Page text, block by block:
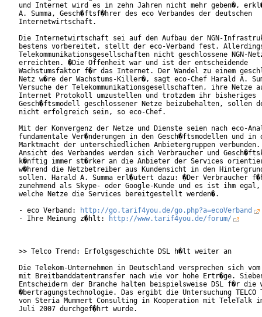
und Internet wird es in zehn Jahren nicht mehr geben�,
A. Summa, Gesch�ftsf�hrer des eco Verbandes der deutschen
Internetwirtschaft.
Die Internetwirtschaft sei auf den Aufbau der NGN-
bestens vorbereitet, stellt der eco-Verband fest.
Telekommunikationsgesellschaften nicht geschlossene NGN-
erreichten. �Die Offenheit war und ist der entscheidende
Wachstumsfaktor f�r das Internet. Der Wandel zu einem
Netz w�re der Wachstums-Killer�, sagt eco-Chef Harald A.
Versuche der Telekommunikationsgesellschaften, ihre Netze
Internet Protokoll umzustellen und trotzdem ihr bisheriges
Gesch�ftsmodell geschlossener Netze beizubehalten, sollen
nicht erfolgreich sein, so eco-Chef.
Mit der Konvergenz der Netze und Dienste seien nach eco-
fundamentale Ver�nderungen in den Gesch�ftsmodellen und in
Marktmacht der unterschiedlichen Anbietergruppen verbunden.
Ansicht des Verbandes werden sich Verbraucher und
k�nftig immer st�rker an die Anbieter der Services
w�hrend die Netzbetreiber aus Kundensicht in den
sollen. Harald A. Summa erl�utert dazu: �Der Verbraucher
zunehmend als Skype- oder Google-Kunde und es ist ihm
welche Netze die Services bereitgestellt werden�.
- eco Verband:
http://go.tarif4you.de/go.php?a=ecoVerband
- Ihre Meinung z�hlt:
http://www.tarif4you.de/forum/
>> Telco Trend: Erfolgsgeschichte DSL h�lt weiter an
Die Telekom-Unternehmen in Deutschland versprechen sich
mit Breitbanddatentransfer nach wie vor hohe Ertr�ge.
Entscheidern der Branche halten beispielsweise DSL f�r die
�bertragungstechnologie. Das ergibt die Untersuchung TELCO
von Steria Mummert Consulting in Kooperation mit TeleTalk
Juli 2007 durchgef�hrt wurde.